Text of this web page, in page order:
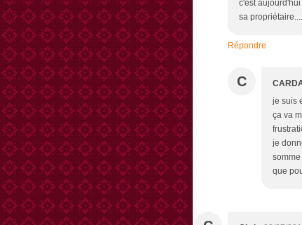
c'est
sa
Répondre
C
je suis
ça va
je
que